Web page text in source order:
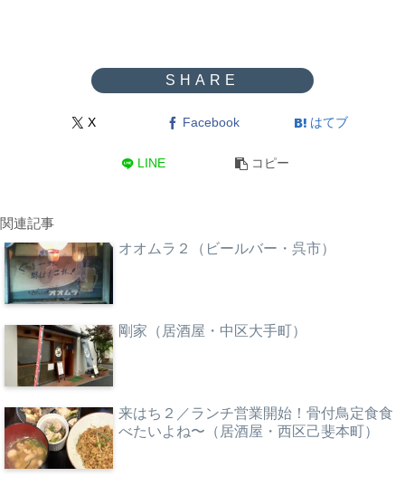
X Facebook はてブ
LINE コピー
関連記事
オオムラ２（ビールバー・呉市）
剛家（居酒屋・中区大手町）
来はち２／ランチ営業開始！骨付鳥定食食
べたいよね〜（居酒屋・西区己斐本町）